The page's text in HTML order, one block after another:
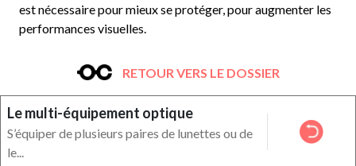
est nécessaire pour mieux se protéger, pour augmenter les
performances visuelles.
RETOUR VERS LE DOSSIER
Le multi-équipement optique
S’équiper de plusieurs paires de lunettes ou de
le...